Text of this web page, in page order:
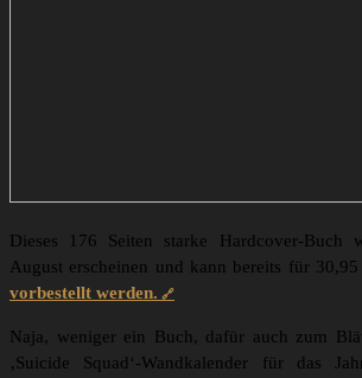
Dieses 176 Seiten starke Hardcover-Buch
August erscheinen und kann bereits für 30,95
vorbestellt werden.
Naja, weniger ein Buch, dafür auch zum
‚Suicide Squad‘-Wandkalender für das